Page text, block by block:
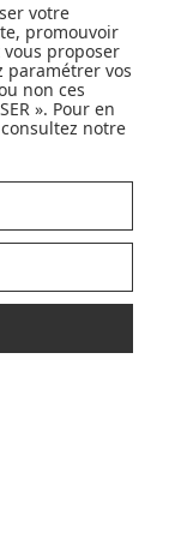
AU PANIER
distribution
de 15 ans,
votre
promouvoir
vous proposer
paramétrer vos
non ces
». Pour en
notre